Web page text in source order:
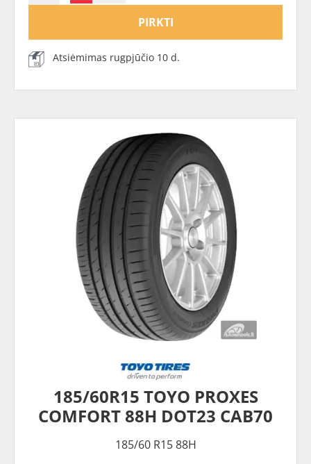
PIRKTI
Atsiėmimas rugpjūčio 10 d.
185/60R15 TOYO PROXES
COMFORT 88H DOT23 CAB70
185/60 R15 88H